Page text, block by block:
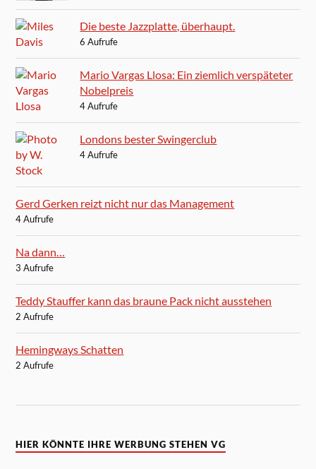
Die beste Jazzplatte, überhaupt.
6 Aufrufe
Mario Vargas Llosa: Ein ziemlich verspäteter
Nobelpreis
4 Aufrufe
Londons bester Swingerclub
4 Aufrufe
Gerd Gerken reizt nicht nur das Management
4 Aufrufe
Na dann…
3 Aufrufe
Teddy Stauffer kann das braune Pack nicht ausstehen
2 Aufrufe
Hemingways Schatten
2 Aufrufe
HIER KÖNNTE IHRE WERBUNG STEHEN VG